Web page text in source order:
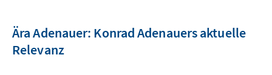
Ära Adenauer: Konrad Adenauers aktuelle
Relevanz